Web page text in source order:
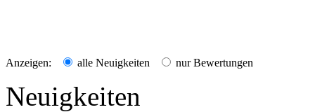
Anzeigen: alle Neuigkeiten nur Bewertungen
Neuigkeiten